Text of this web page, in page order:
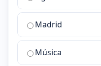
sala
chat
ChatZona?
Madrid
Música